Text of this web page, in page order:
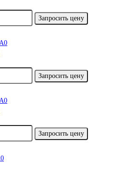
Запросить цену
Запросить цену
Запросить цену